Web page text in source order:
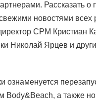
Рассказать о
новостями всех
CPM Кристиан
Николай Ярцев и
ознаменуется
Body&Beach, а также